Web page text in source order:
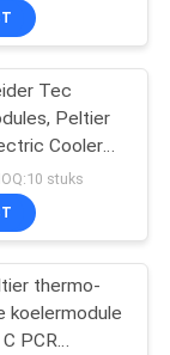
Tec
Peltier
Cooler
stuks
thermo-
koelermodule
PCR